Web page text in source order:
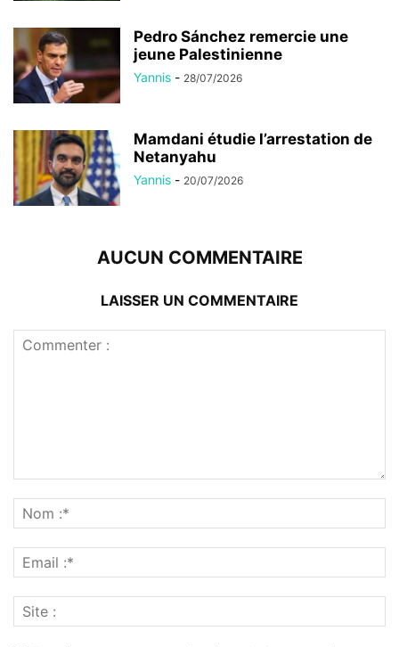
Pedro Sánchez remercie une
jeune Palestinienne
Yannis - 28/07/2026
Mamdani étudie l’arrestation de
Netanyahu
Yannis - 20/07/2026
AUCUN COMMENTAIRE
LAISSER UN COMMENTAIRE